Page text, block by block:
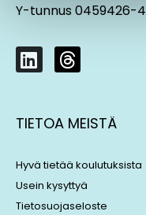
Y-tunnus 0459426-4
L
i
k
e
i
n
T
h
e
a
s
TIETOA MEISTÄ
Hyvä tietää koulutuksista
Usein kysyttyä
Tietosuojaseloste